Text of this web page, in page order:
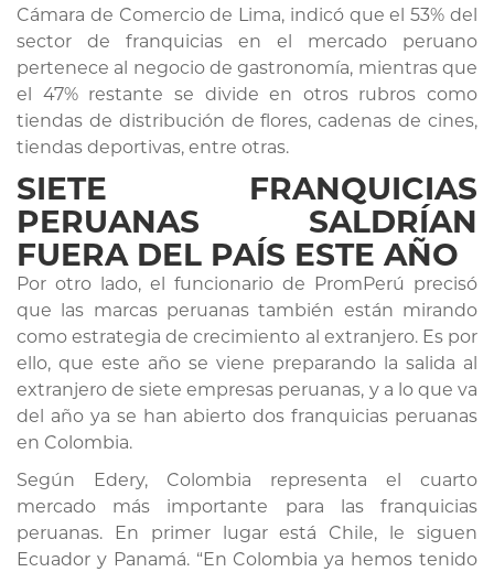
Cámara de Comercio de Lima, indicó que el 53% del
sector de franquicias en el mercado peruano
pertenece al negocio de gastronomía, mientras que
el 47% restante se divide en otros rubros como
tiendas de distribución de flores, cadenas de cines,
tiendas deportivas, entre otras.
SIETE FRANQUICIAS
PERUANAS SALDRÍAN
FUERA DEL PAÍS ESTE AÑO
Por otro lado, el funcionario de PromPerú precisó
que las marcas peruanas también están mirando
como estrategia de crecimiento al extranjero. Es por
ello, que este año se viene preparando la salida al
extranjero de siete empresas peruanas, y a lo que va
del año ya se han abierto dos franquicias peruanas
en Colombia.
Según Edery, Colombia representa el cuarto
mercado más importante para las franquicias
peruanas. En primer lugar está Chile, le siguen
Ecuador y Panamá. “En Colombia ya hemos tenido